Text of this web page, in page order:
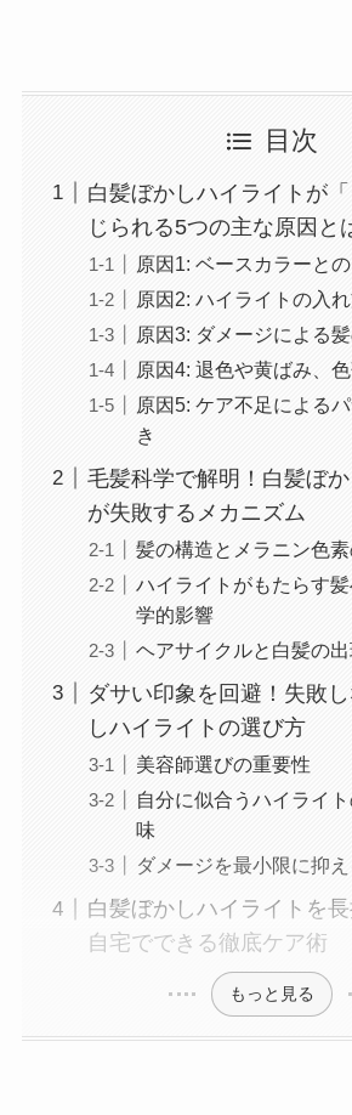
目次
白髪ぼかしハイライトが
じられる5つの主な原因と
原因1: ベースカラーと
原因2: ハイライトの入
原因3: ダメージによる
原因4: 退色や黄ばみ、
原因5: ケア不足による
き
毛髪科学で解明！白髪ぼ
が失敗するメカニズム
髪の構造とメラニン色
ハイライトがもたらす
学的影響
ヘアサイクルと白髪の
ダサい印象を回避！失敗
しハイライトの選び方
美容師選びの重要性
自分に似合うハイライ
味
ダメージを最小限に抑
白髪ぼかしハイライトを長
自宅でできる徹底ケア術
もっと見る